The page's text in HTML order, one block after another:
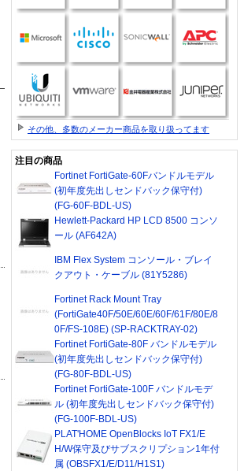
その他、多数のメーカー商品を取り扱ってます
注目の商品
Fortinet FortiGate-60Fバンドルモデル
(初年度先出しセンドバック保守付)
(FG-60F-BDL-US)
Hewlett-Packard HP LCD 8500 コンソ
ール (AF642A)
IBM Flex System コンソール・ブレイ
クアウト・ケーブル (81Y5286)
Fortinet Rack Mount Tray
(FortiGate40F/50E/60E/60F/61F/80E/8
0F/FS-108E) (SP-RACKTRAY-02)
Fortinet FortiGate-80F バンドルモデル
(初年度先出しセンドバック保守付)
(FG-80F-BDL-US)
Fortinet FortiGate-100F バンドルモデ
ル (初年度先出しセンドバック保守付)
(FG-100F-BDL-US)
PLAT'HOME OpenBlocks IoT FX1/E
H/W保守及びサブスクリプション1年付
属 (OBSFX1/E/D11/H1S1)